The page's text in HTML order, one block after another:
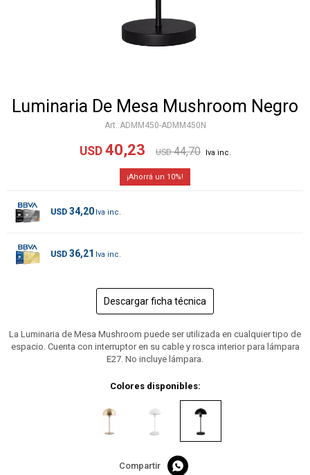
Luminaria De Mesa Mushroom Negro
ADMM450-ADMM450N
USD 40,23 USD 44,70
10
USD 34,20
USD 36,21
Descargar ficha técnica
La Luminaria de Mesa Mushroom puede ser utilizada en cualquier tipo de
espacio. Cuenta con interruptor en su cable y rosca interior para lámpara
E27. No incluye lámpara.
Colores disponibles:
